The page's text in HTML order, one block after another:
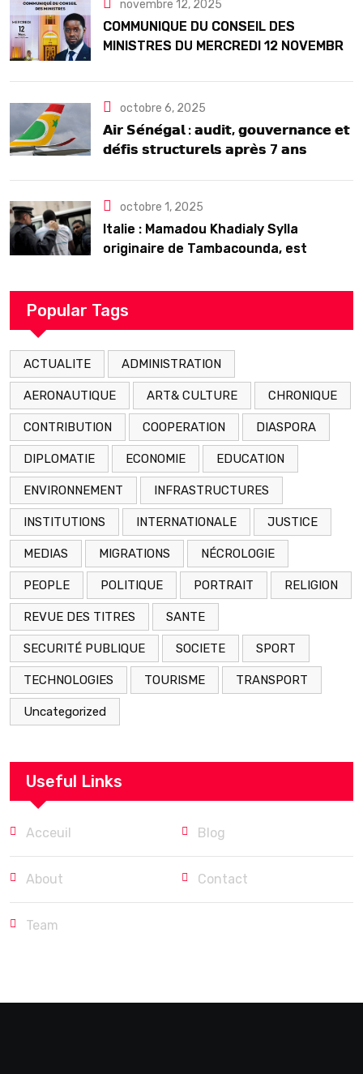
novembre 12, 2025
COMMUNIQUE DU CONSEIL DES
MINISTRES DU MERCREDI 12 NOVEMBRE
octobre 6, 2025
𝗔𝗶𝗿 𝗦𝗲́𝗻𝗲́𝗴𝗮𝗹 : 𝗮𝘂𝗱𝗶𝘁, 𝗴𝗼𝘂𝘃𝗲𝗿𝗻𝗮𝗻𝗰𝗲 𝗲𝘁
𝗱𝗲́𝗳𝗶𝘀 𝘀𝘁𝗿𝘂𝗰𝘁𝘂𝗿𝗲𝗹𝘀 𝗮𝗽𝗿𝗲̀𝘀 7 𝗮𝗻𝘀
octobre 1, 2025
Italie : Mamadou Khadialy Sylla
originaire de Tambacounda, est
Popular Tags
ACTUALITE ADMINISTRATION
AERONAUTIQUE ART& CULTURE CHRONIQUE
CONTRIBUTION COOPERATION DIASPORA
DIPLOMATIE ECONOMIE EDUCATION
ENVIRONNEMENT INFRASTRUCTURES
INSTITUTIONS INTERNATIONALE JUSTICE
MEDIAS MIGRATIONS NÉCROLOGIE
PEOPLE POLITIQUE PORTRAIT RELIGION
REVUE DES TITRES SANTE
SECURITÉ PUBLIQUE SOCIETE SPORT
TECHNOLOGIES TOURISME TRANSPORT
Uncategorized
Useful Links
Acceuil Blog
About Contact
Team